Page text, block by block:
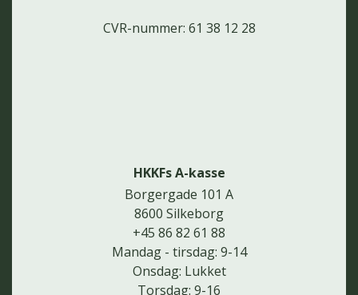
CVR-nummer: 61 38 12 28
HKKFs A-kasse
Borgergade 101 A
8600 Silkeborg
+45 86 82 61 88
Mandag - tirsdag: 9-14
Onsdag: Lukket
Torsdag: 9-16